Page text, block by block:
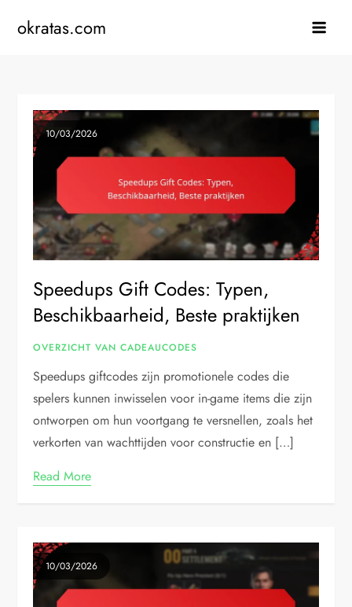
okratas.com
10/03/2026
Speedups Gift Codes: Typen,
Beschikbaarheid, Beste praktijken
OVERZICHT VAN CADEAUCODES
Speedups giftcodes zijn promotionele codes die
spelers kunnen inwisselen voor in-game items die zijn
ontworpen om hun voortgang te versnellen, zoals het
verkorten van wachttijden voor constructie en […]
Read More
10/03/2026